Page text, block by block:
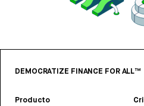
DEMOCRATIZE FINANCE FOR ALL™
Producto